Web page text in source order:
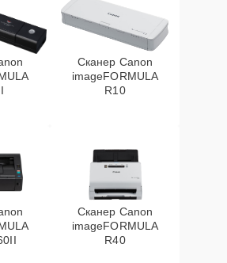
Сканер Canon
imageFORMULA
R10
Сканер Canon
imageFORMULA
R40